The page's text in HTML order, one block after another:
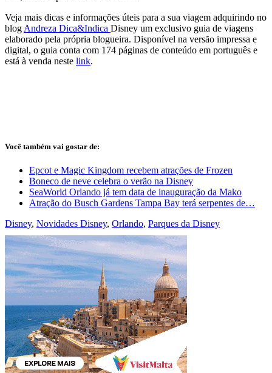
Veja mais dicas e informações úteis para a sua viagem adquirindo no
blog Andreza Dica&Indica Disney um exclusivo guia de viagens
elaborado pela própria blogueira. Disponível na versão impressa e
digital, o guia conta com 174 páginas de conteúdo em português e
está à venda neste link.
Você também vai gostar de:
Epcot e Magic Kingdom recebem atrações de Frozen
Boneco de neve celebra o verão na Disney
SeaWorld Orlando já tem data de inauguração da Mako
Atração do Busch Gardens Tampa Bay terá serpentes de…
Disney, Novidades Disney, Orlando, Parques da Disney